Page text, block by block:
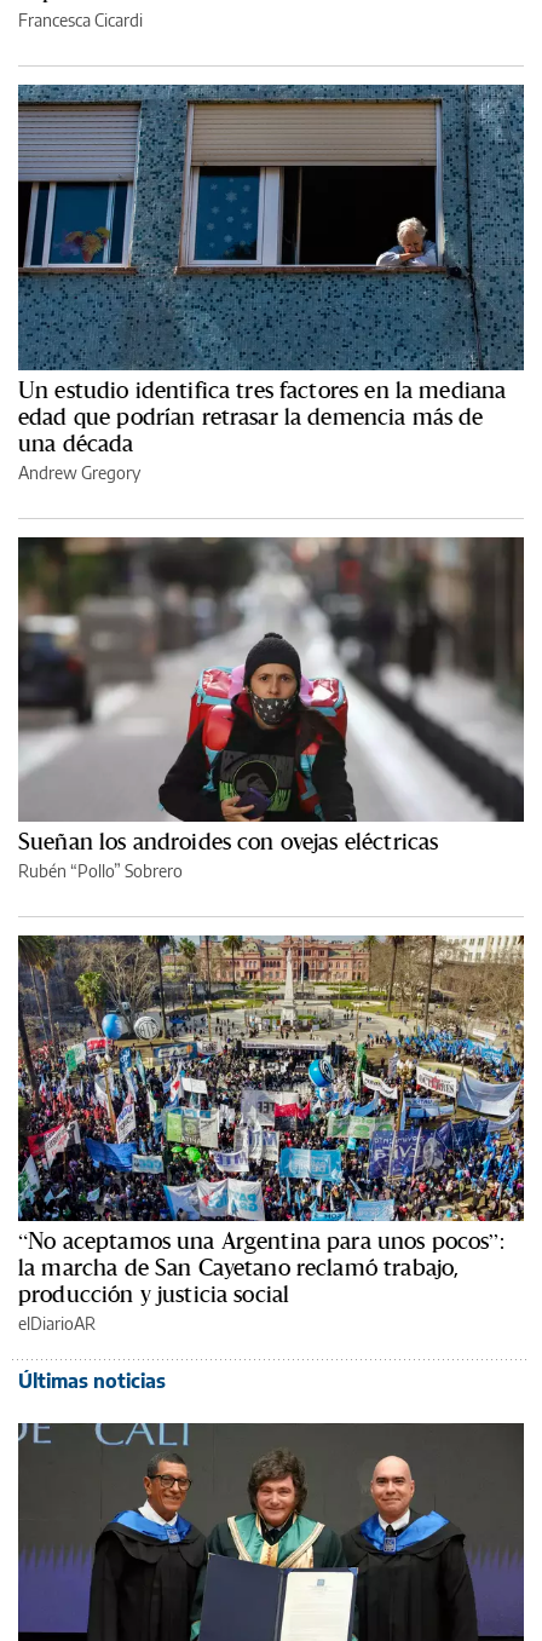
Francesca Cicardi
Un estudio identifica tres factores en la mediana
edad que podrían retrasar la demencia más de
una década
Andrew Gregory
Sueñan los androides con ovejas eléctricas
Rubén “Pollo” Sobrero
“No aceptamos una Argentina para unos pocos”:
la marcha de San Cayetano reclamó trabajo,
producción y justicia social
elDiarioAR
Últimas noticias